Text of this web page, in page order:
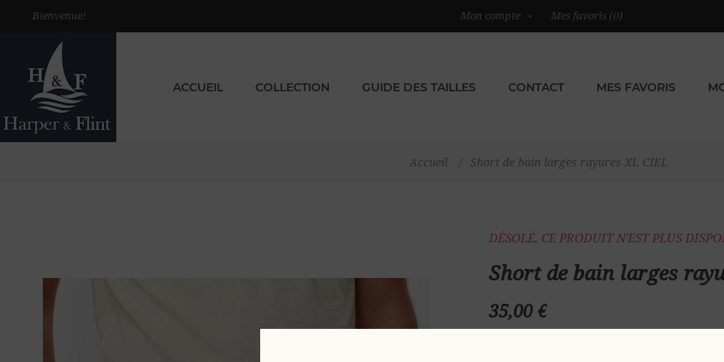
Bienvenue! Mon compte Mes favoris (0)
ACCUEIL COLLECTION GUIDE DES TAILLES CONTACT MES FAVORIS
Accueil / Short de bain larges rayures XL CIEL
DÉSOLÉ, CE PRODUIT N'EST PLUS
Short de bain larges
35,00 €